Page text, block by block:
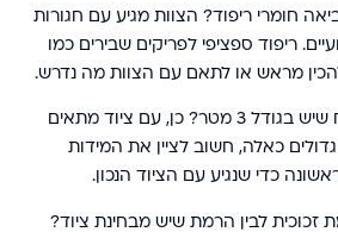
חומרי ריפוד? הצוות מגיע עם חגורות
ריפוד ספציפי לפריקים שבירים כמו
להכין מראש או לתאם עם הצוות מה נדרש.
בגודל 3 מטר?
כן, עם ציוד מתאים
גדולים כאלה, חשוב לציין את המידות
כדי שנגיע עם הציוד הנכון.
לבין הרמת שיש מבחינת ציוד?